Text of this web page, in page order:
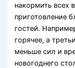
накормить всех
приготовление
гостей.
горячее, а
меньше сил и
новогоднего